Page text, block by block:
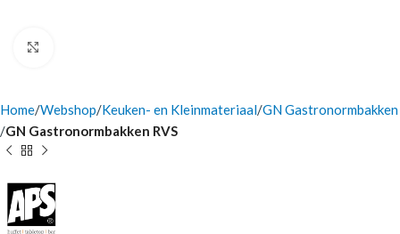
Home Webshop Keuken- en Kleinmateriaal GN Gastronormbakken
GN Gastronormbakken RVS